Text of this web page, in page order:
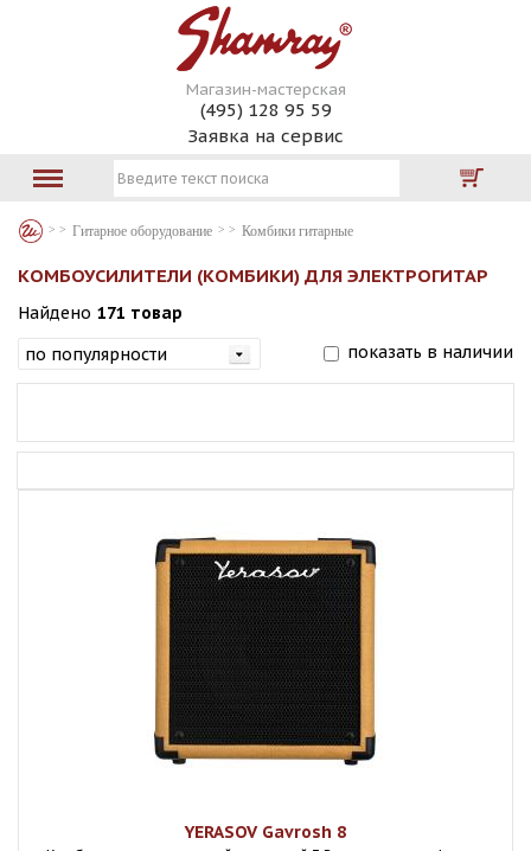
Магазин-мастерская
(495) 128 95 59
Заявка на сервис
Гитарное оборудование Комбики гитарные
КОМБОУСИЛИТЕЛИ (КОМБИКИ) ДЛЯ ЭЛЕКТРОГИТАР
Найдено 171 товар
показать в наличии
YERASOV Gavrosh 8